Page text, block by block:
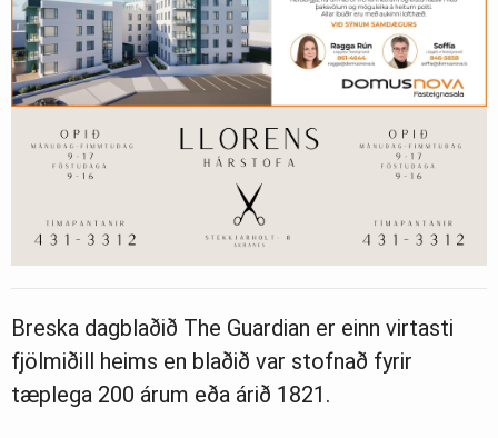
Breska dagblaðið The Guardian er einn virtasti
fjölmiðill heims en blaðið var stofnað fyrir
tæplega 200 árum eða árið 1821.